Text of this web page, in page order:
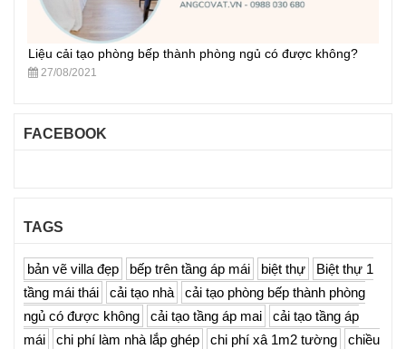
Liệu cải tạo phòng bếp thành phòng ngủ có được không?
27/08/2021
FACEBOOK
TAGS
bản vẽ villa đẹp bếp trên tầng áp mái biệt thự
Biệt thự 1
tầng mái thái
cải tạo nhà
cải tạo phòng bếp thành phòng
ngủ có được không
cải tạo tầng áp mai
cải tạo tầng áp
mái
chi phí làm nhà lắp ghép chi phí xâ 1m2 tường
chiều